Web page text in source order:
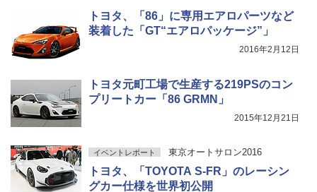
トヨタ、「86」に専用エアロパーツなど
装着した「GT“エアロパッケージ”」
2016年2月12日
トヨタ元町工場で生産する219PSのコン
プリートカー「86 GRMN」
2015年12月21日
イベントレポート 東京オートサロン2016
トヨタ、「TOYOTA S-FR」のレーシン
グカー仕様を世界初公開